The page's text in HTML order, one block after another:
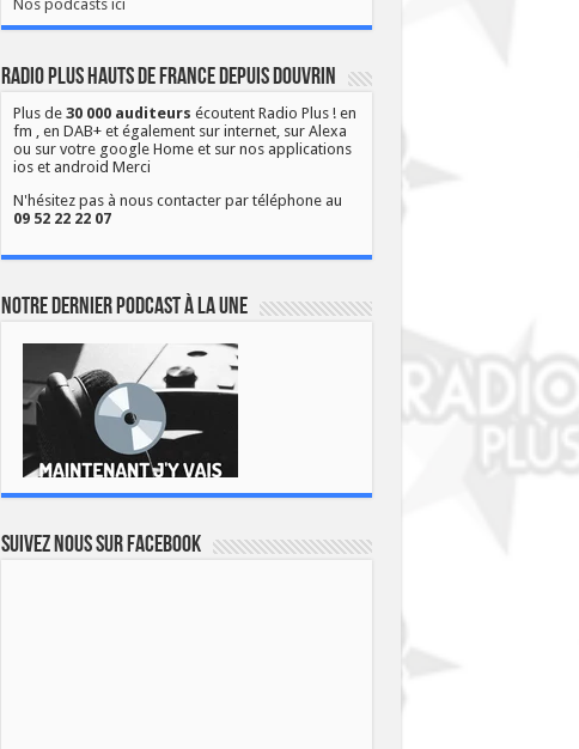
Nos podcasts ici
Radio Plus Hauts de France depuis Douvrin
Plus de 30 000 auditeurs écoutent Radio Plus ! en
fm , en DAB+ et également sur internet, sur Alexa
ou sur votre google Home et sur nos applications
ios et android Merci
N'hésitez pas à nous contacter par téléphone au
09 52 22 22 07
Notre dernier podcast à la une
Suivez nous sur Facebook